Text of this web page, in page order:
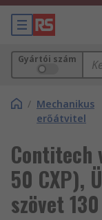
Gyártói szám
/ Mechanikus
erőátvitel
Contitech
50 CXP),
szövet